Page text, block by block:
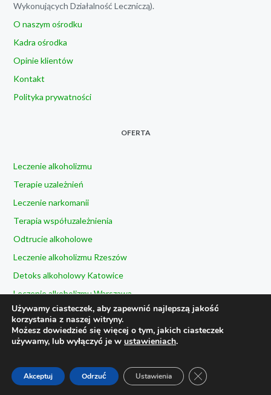
Wykonujących Działalność Leczniczą).
O naszym ośrodku
Kadra ośrodka
Opinie klientów
Kontakt
Polityka prywatności
OFERTA
Leczenie alkoholizmu
Terapie uzależnień
Leczenie narkomanii
Terapia współuzależnienia
Odtrucie alkoholowe
Leczenie alkoholizmu Rzeszów
Detoks alkoholowy Katowice
Leczenie alkoholizmu Warszawa
Leczenie alkoholizmu Kielce
Wszelkie prawa zastrzeżone ||Created bySiTeR.In.Ua
Używamy ciasteczek, aby zapewnić najlepszą jakość
korzystania z naszej witryny.
Możesz dowiedzieć się więcej o tym, jakich ciasteczek
używamy, lub wyłączyć je w ustawieniach.
Akceptuj Odrzuć Ustawienia ZAMKNIJ PANEL